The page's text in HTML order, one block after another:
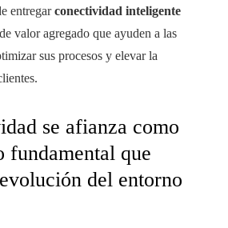
entregarconectividad inteligente
valor agregado que ayuden a las
sus procesos y elevar la
se afianza como
fundamental que
del entorno